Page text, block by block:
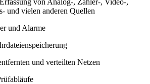
und vielen anderen Quellen
und Alarme
und verteilten Netzen